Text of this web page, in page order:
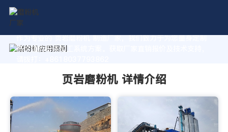
作为专业的 页岩磨粉机 制造厂家，我们致力于为您量身定制
高价值的粉体加工系统方案。获取厂家直销报价及技术支持，
页岩磨粉机 详情介绍